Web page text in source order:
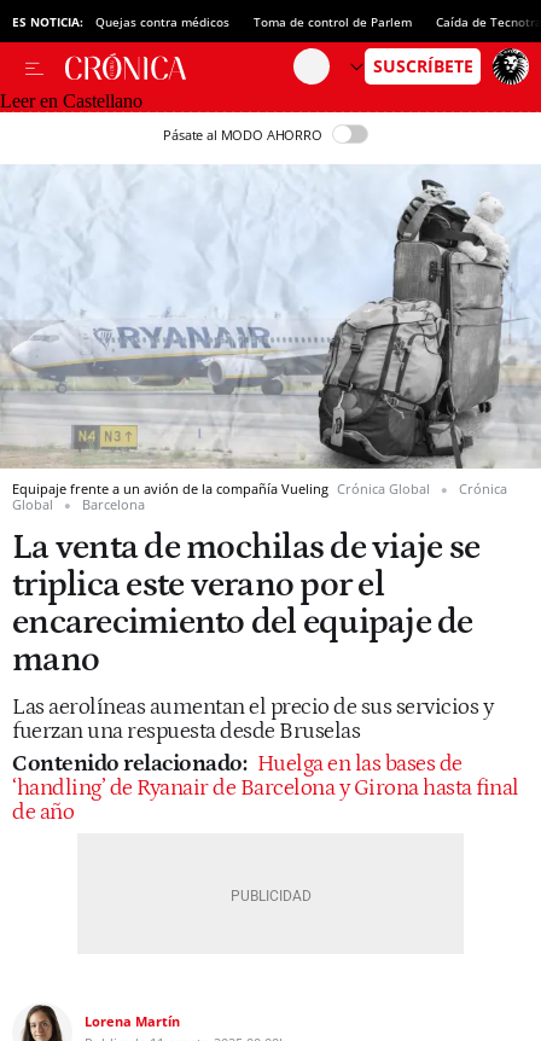
ES NOTICIA: Quejas contra médicos Toma de control de Parlem Caída de
Leer en Castellano
Pásate al MODO AHORRO
Equipaje frente a un avión de la compañía Vueling Crónica Global
Crónica
Global
Barcelona
La venta de mochilas de viaje se
triplica este verano por el
encarecimiento del equipaje de
mano
Las aerolíneas aumentan el precio de sus servicios y
fuerzan una respuesta desde Bruselas
Contenido relacionado: Huelga en las bases de
‘handling’ de Ryanair de Barcelona y Girona hasta final
de año
Lorena Martín